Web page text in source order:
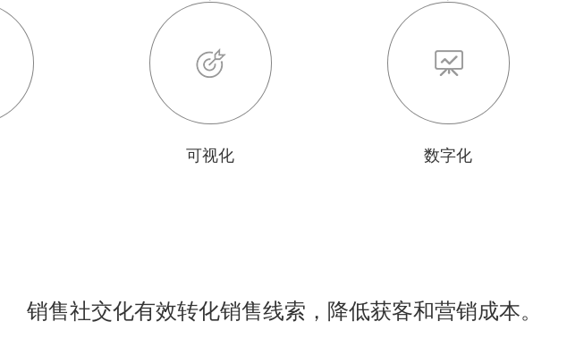
可视化 数字化
销售社交化有效转化销售线索，降低获客和营销成本。